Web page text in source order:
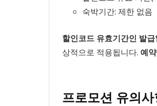
숙박기간: 제한 없음
할인코드 유효기간인 발
상적으로 적용됩니다. 예
프로모션 유의